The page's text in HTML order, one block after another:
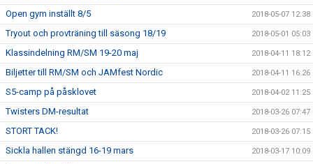
Open gym inställt 8/5 2018-05-07 12:38
Tryout och provträning till säsong 18/19 2018-05-01 05:03
Klassindelning RM/SM 19-20 maj 2018-04-11 18:12
Biljetter till RM/SM och JAMfest Nordic 2018-04-11 16:26
S5-camp på påsklovet 2018-04-02 11:25
Twisters DM-resultat 2018-03-26 07:47
STORT TACK! 2018-03-26 07:15
Sickla hallen stängd 16-19 mars 2018-03-17 10:09